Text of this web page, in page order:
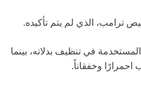
ترامب، الذي لم يتم تأكيده.
في تنظيف بدلاته، بينما
احمرارًا وخفقاناً.